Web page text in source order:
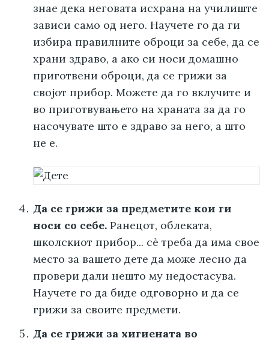
знае дека неговата исхрана на училиште
зависи само од него. Научете го да ги
избира правилните оброци за себе, да се
храни здраво, а ако си носи домашно
приготвени оброци, да се грижи за
својот прибор. Можете да го вклучите и
во приготвувањето на храната за да го
насочувате што е здраво за него, а што
не е.
Да се грижи за предметите кои ги
носи со себе. Ранецот, облеката,
школскиот прибор... сè треба да има свое
место за вашето дете да може лесно да
провери дали нешто му недостасува.
Научете го да биде одговорно и да се
грижи за своите предмети.
Да се грижи за хигиената во